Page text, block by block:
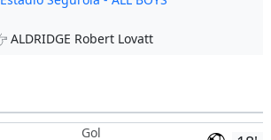
ALDRIDGE Robert Lovatt
Gol